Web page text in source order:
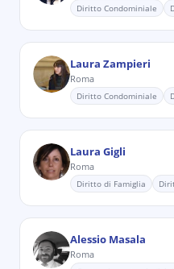
Diritto Condominiale
Laura Zampieri
Roma
Diritto Condominiale
Laura Gigli
Roma
Diritto di Famiglia
Alessio Masala
Roma